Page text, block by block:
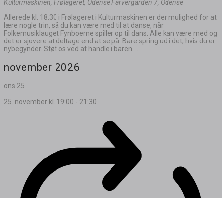
Kulturmaskinen, Frølageret, OdenseFarvergården 7, Odense
Allerede kl. 18.30 i Frølageret i Kulturmaskinen er der mulighed for at
lære nogle trin, så du kan være med til at danse, når
Folkemusiklauget Fynboerne spiller op til dans. Alle kan være med og
det er sjovere at deltage end at se på. Bare spring ud i det, hvis du er
nybegynder. Støt os ved at handle i baren. ...
november 2026
ons 25
25. november kl. 19:00 - 21:30